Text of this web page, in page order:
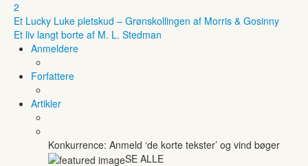
2
Et Lucky Luke pletskud – Grønskollingen af Morris & Gosinny
Et liv langt borte af M. L. Stedman
Anmeldere
Forfattere
Artikler
Konkurrence: Anmeld ‘de korte tekster’ og vind bøger
SE ALLE